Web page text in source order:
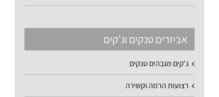
אביזרים טנקים וג'קים
ג'קים מגבהים טנקים
רצועות הרמה וקשירה